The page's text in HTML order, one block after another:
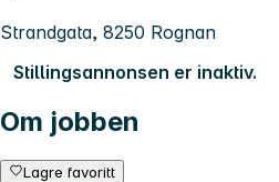
Strandgata, 8250 Rognan
Stillingsannonsen er inaktiv.
Om jobben
Lagre favoritt